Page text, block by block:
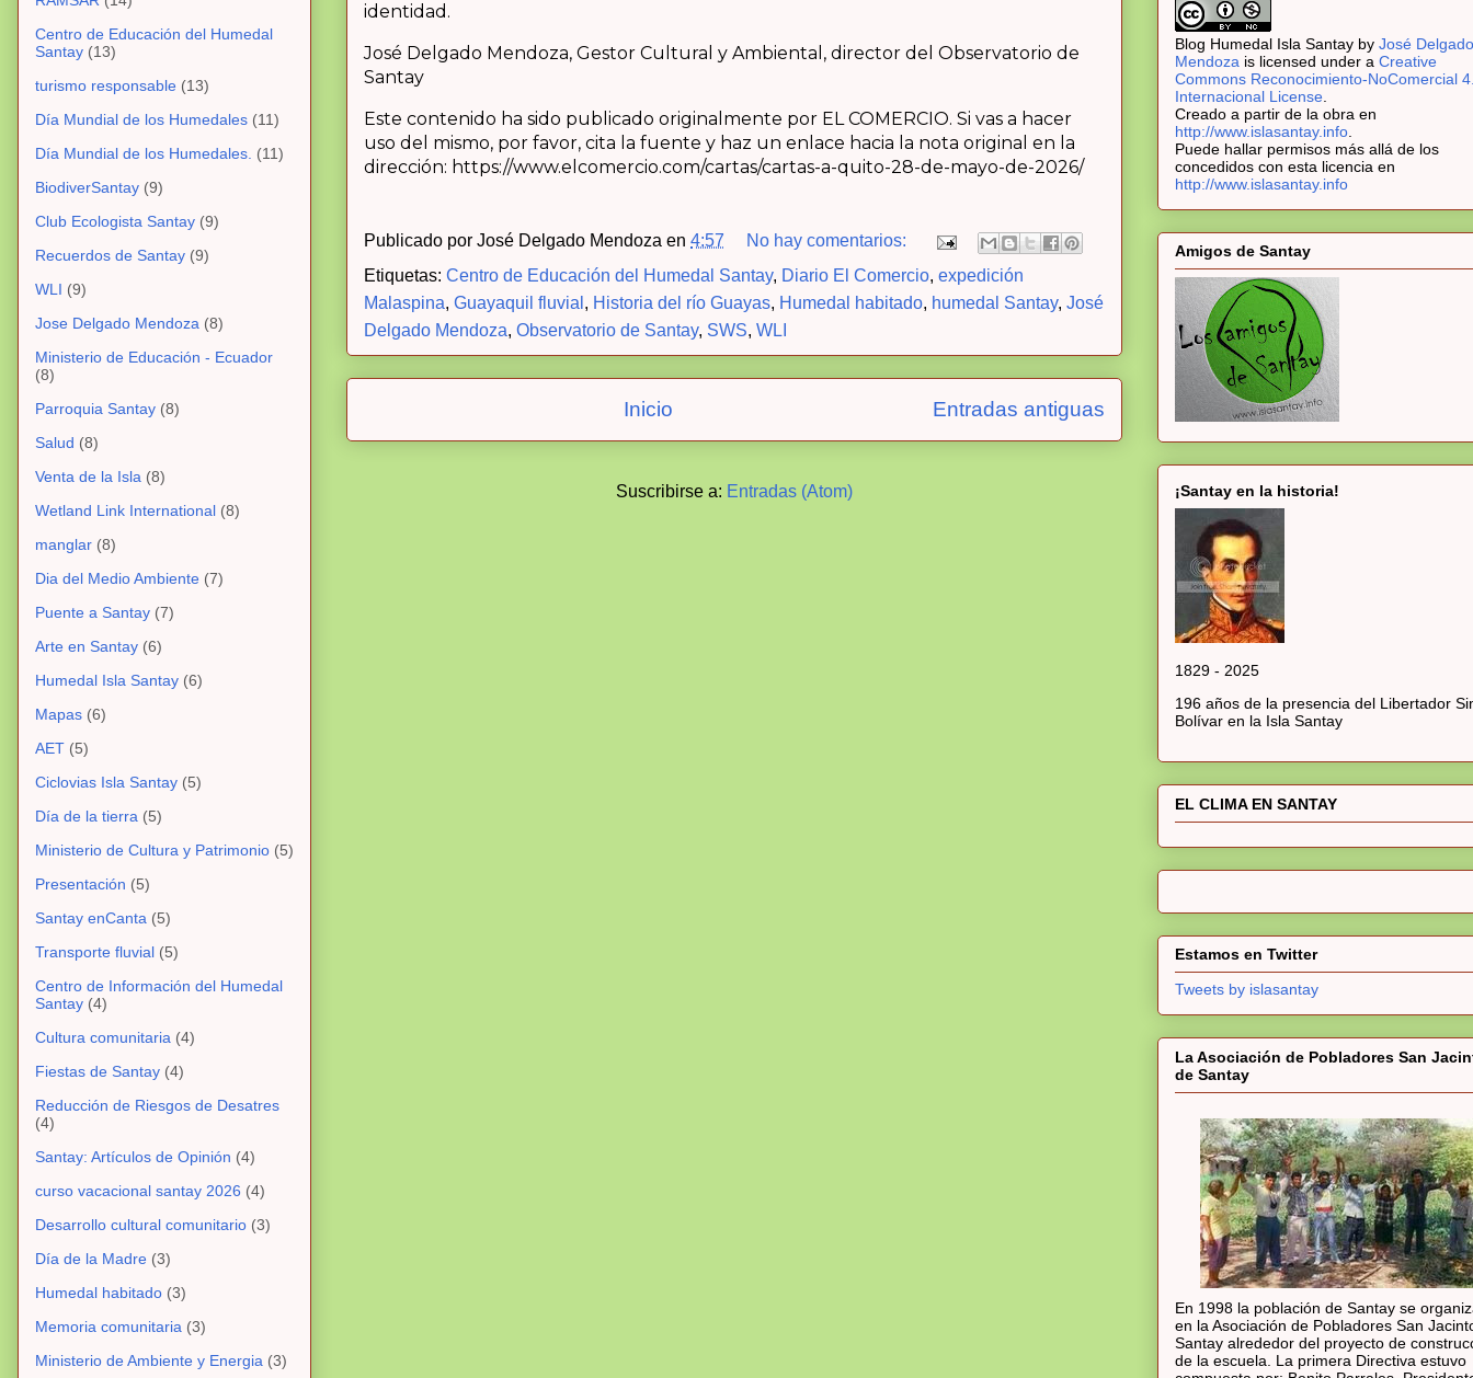
identidad.
José Delgado Mendoza, Gestor Cultural y Ambiental, director del Observatorio de
Santay
Este contenido ha sido publicado originalmente por EL COMERCIO. Si vas a hacer
uso del mismo, por favor, cita la fuente y haz un enlace hacia la nota original en la
dirección: https://www.elcomercio.com/cartas/cartas-a-quito-28-de-mayo-de-2026/
Publicado por José Delgado Mendoza en 4:57
No hay comentarios:
Etiquetas: Centro de Educación del Humedal Santay, Diario El Comercio, expedición
Malaspina, Guayaquil fluvial , Historia del río Guayas, Humedal habitado, humedal Santay, José
Delgado Mendoza, Observatorio de Santay, SWS, WLI
Entradas antiguas
Inicio
Suscribirse a: Entradas (Atom)
Centro de Educación del Humedal
Santay (13)
turismo responsable (13)
Día Mundial de los Humedales (11)
Día Mundial de los Humedales. (11)
BiodiverSantay (9)
Club Ecologista Santay (9)
Recuerdos de Santay (9)
WLI (9)
Jose Delgado Mendoza (8)
Ministerio de Educación - Ecuador
(8)
Parroquia Santay (8)
Salud (8)
Venta de la Isla (8)
Wetland Link International (8)
manglar (8)
Dia del Medio Ambiente (7)
Puente a Santay (7)
Arte en Santay (6)
Humedal Isla Santay (6)
Mapas (6)
AET (5)
Ciclovias Isla Santay (5)
Día de la tierra (5)
Ministerio de Cultura y Patrimonio (5)
Presentación (5)
Santay enCanta (5)
Transporte fluvial (5)
Centro de Información del Humedal
Santay (4)
Cultura comunitaria (4)
Fiestas de Santay (4)
Reducción de Riesgos de Desatres
(4)
Santay: Artículos de Opinión (4)
curso vacacional santay 2026 (4)
Desarrollo cultural comunitario (3)
Día de la Madre (3)
Humedal habitado (3)
Memoria comunitaria (3)
Ministerio de Ambiente y Energia (3)
Blog Humedal Isla Santay by José Delgado
Mendoza is licensed under a Creative
Commons Reconocimiento-NoComercial
Internacional License
Creado a partir de la obra en
http://www.islasantay.info
Puede hallar permisos más allá de los
concedidos con esta licencia en
http://www.islasantay.info
Amigos de Santay
¡Santay en la historia!
1829 - 2025
196 años de la presencia del Libertador
Bolívar en la Isla Santay
EL CLIMA EN SANTAY
Estamos en Twitter
Tweets by islasantay
La Asociación de Pobladores San
de Santay
En 1998 la población de Santay se
en la Asociación de Pobladores San
Santay alrededor del proyecto de
de la escuela. La primera Directiva estuvo